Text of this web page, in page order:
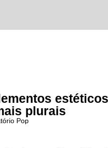
estéticos
plurais
Pop